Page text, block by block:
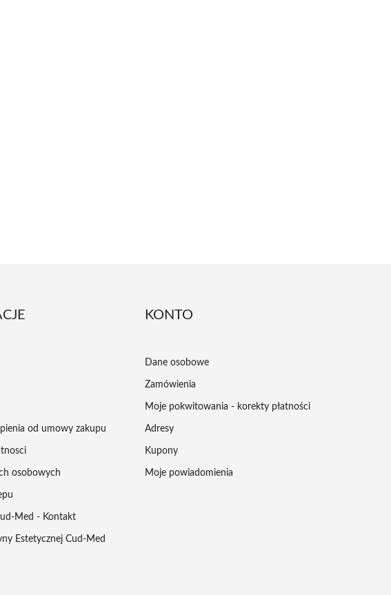
od umowy zakupu
osobowych
Med - Kontakt
Estetycznej Cud-Med
KONTO
Dane osobowe
Zamówienia
Moje pokwitowania - korekty płatności
Adresy
Kupony
Moje powiadomienia